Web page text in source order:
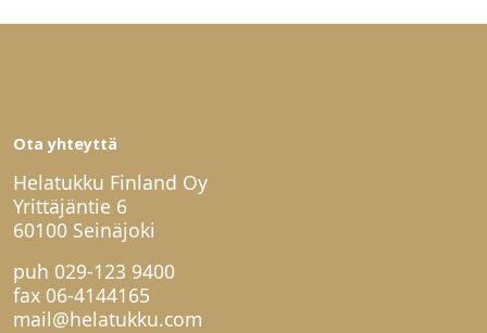
Ota yhteyttä
Helatukku Finland Oy
Yrittäjäntie 6
60100 Seinäjoki
puh 029-123 9400
fax 06-4144165
mail@helatukku.com